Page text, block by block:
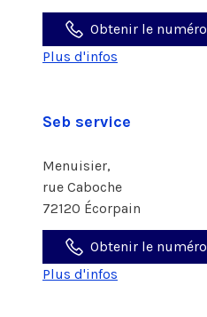
Obtenir le numéro
Plus d'infos
Seb service
Menuisier,
rue Caboche
72120 Écorpain
Obtenir le numéro
Plus d'infos